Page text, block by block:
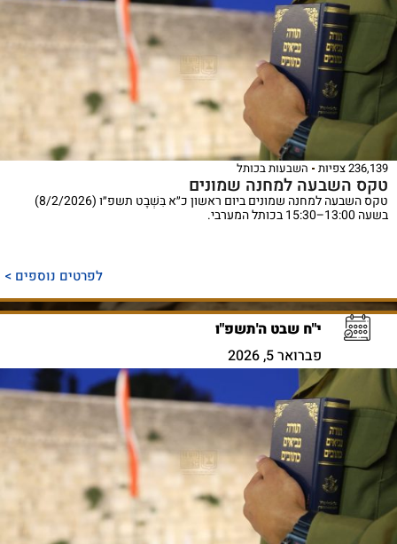
236,139 צפיות השבעות בכותל
טקס השבעה למחנה שמונים
טקס השבעה למחנה שמונים ביום ראשון כ״א בִּשְׁבָט תשפ״ו (8/2/2026)
בשעה 13:00–15:30 בכותל המערבי.
לפרטים נוספים >
י"ח שבט ה'תשפ"ו
פברואר 5, 2026